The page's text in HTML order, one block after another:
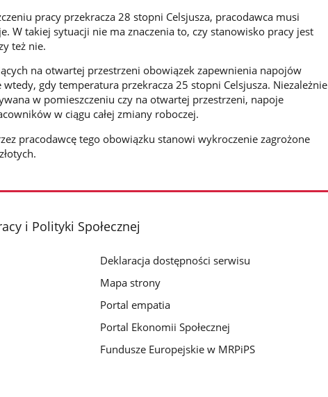
pracy przekracza 28 stopni Celsjusza, pracodawca musi
W takiej sytuacji nie ma znaczenia to, czy stanowisko pracy jest
też nie.
na otwartej przestrzeni obowiązek zapewnienia napojów
gdy temperatura przekracza 25 stopni Celsjusza. Niezależnie
w pomieszczeniu czy na otwartej przestrzeni, napoje
w ciągu całej zmiany roboczej.
pracodawcę tego obowiązku stanowi wykroczenie zagrożone
i Polityki Społecznej
Deklaracja dostępności serwisu
Mapa strony
Portal empatia
Portal Ekonomii Społecznej
Fundusze Europejskie w MRPiPS